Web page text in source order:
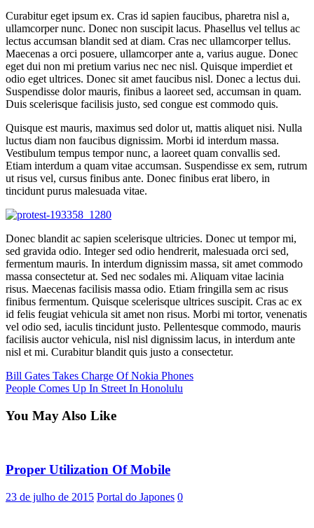
Curabitur eget ipsum ex. Cras id sapien faucibus, pharetra nisl a,
ullamcorper nunc. Donec non suscipit lacus. Phasellus vel tellus ac
lectus accumsan blandit sed at diam. Cras nec ullamcorper tellus.
Maecenas a orci posuere, ullamcorper ante a, varius augue. Donec
eget dui non mi pretium varius nec nec nisl. Quisque imperdiet et
odio eget ultrices. Donec sit amet faucibus nisl. Donec a lectus dui.
Suspendisse dolor mauris, finibus a laoreet sed, accumsan in quam.
Duis scelerisque facilisis justo, sed congue est commodo quis.
Quisque est mauris, maximus sed dolor ut, mattis aliquet nisi. Nulla
luctus diam non faucibus dignissim. Morbi id interdum massa.
Vestibulum tempus tempor nunc, a laoreet quam convallis sed.
Etiam interdum a quam vitae accumsan. Suspendisse ex sem, rutrum
ut risus vel, cursus finibus ante. Donec finibus erat libero, in
tincidunt purus malesuada vitae.
Donec blandit ac sapien scelerisque ultricies. Donec ut tempor mi,
sed gravida odio. Integer sed odio hendrerit, malesuada orci sed,
fermentum mauris. In interdum dignissim massa, sit amet commodo
massa consectetur at. Sed nec sodales mi. Aliquam vitae lacinia
risus. Maecenas facilisis massa odio. Etiam fringilla sem ac risus
finibus fermentum. Quisque scelerisque ultrices suscipit. Cras ac ex
id felis feugiat vehicula sit amet non risus. Morbi mi tortor, venenatis
vel odio sed, iaculis tincidunt justo. Pellentesque commodo, mauris
facilisis auctor vehicula, nisl nisl dignissim lacus, in interdum ante
nisl et mi. Curabitur blandit quis justo a consectetur.
Post
navigation
Bill Gates Takes Charge Of Nokia Phones
People Comes Up In Street In Honolulu
You May Also Like
Proper Utilization Of Mobile
23 de julho de 2015 Portal do Japones 0